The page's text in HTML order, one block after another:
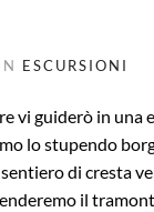
ESCURSIONI
vi guiderò in una
lo stupendo
di cresta
il